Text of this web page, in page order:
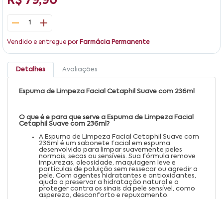
1
Vendido e entregue por Farmácia Permanente
Detalhes Avaliações
Espuma de Limpeza Facial Cetaphil Suave com 236ml
O que é e para que serve a Espuma de Limpeza Facial
Cetaphil Suave com 236ml?
A Espuma de Limpeza Facial Cetaphil Suave com
236ml é um sabonete facial em espuma
desenvolvido para limpar suavemente peles
normais, secas ou sensíveis. Sua fórmula remove
impurezas, oleosidade, maquiagem leve e
partículas de poluição sem ressecar ou agredir a
pele. Com agentes hidratantes e antioxidantes,
ajuda a preservar a hidratação natural e a
proteger contra os sinais da pele sensível, como
aspereza, desconforto e repuxamento.